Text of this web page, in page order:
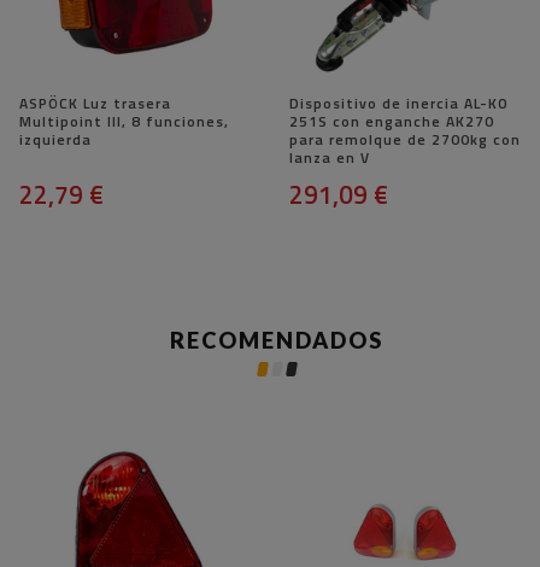
ASPÖCK Luz trasera
Multipoint III, 8 funciones,
izquierda
22,79 €
Dispositivo de inercia AL-KO
251S con enganche AK270
para remolque de 2700kg con
lanza en V
291,09 €
RECOMENDADOS